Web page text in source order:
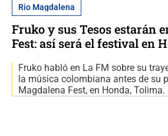
Rio Magdalena
Fruko y sus Tesos estarán
Fest: así será el festival en
Fruko habló en La FM sobre su
la música colombiana antes de su
Magdalena Fest, en Honda, Tolima.